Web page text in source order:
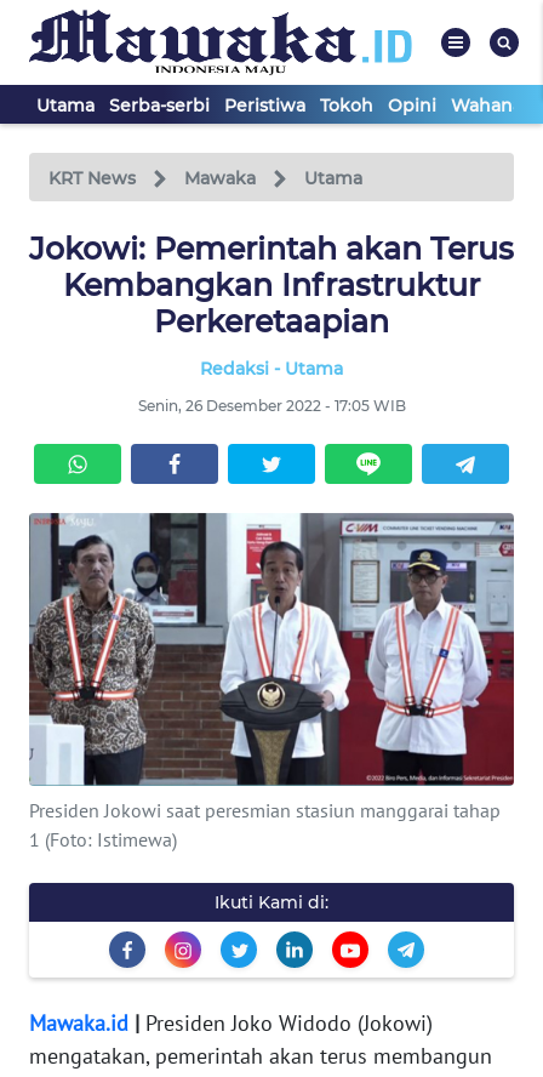
Utama Serba-serbi Peristiwa Tokoh Opini Wahana
KRT News Mawaka Utama
Jokowi: Pemerintah akan Terus
Kembangkan Infrastruktur
Perkeretaapian
Redaksi - Utama
Senin, 26 Desember 2022 - 17:05 WIB
Presiden Jokowi saat peresmian stasiun manggarai tahap
1 (Foto: Istimewa)
Ikuti Kami di:
Mawaka.id | Presiden Joko Widodo (Jokowi)
mengatakan, pemerintah akan terus membangun
TV
Tutup
UTAMA
TOKOH
OPINI
WAHANA
INFRASTRUKTUR
WAHANA
TANI
WAHANA
TRAVEL
UMKM